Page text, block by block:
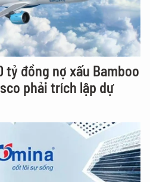
tỷ đồng nợ xấu Bamboo
phải trích lập dự